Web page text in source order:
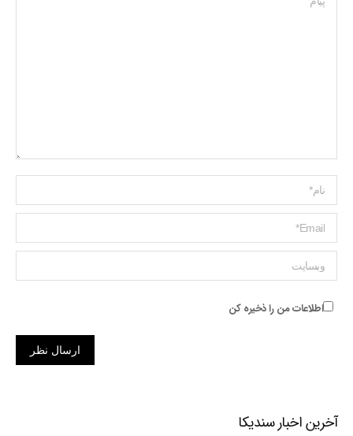
Name *
ایمیل *
وبسایت
اطلاعات من را ذخیره کن
ارسال نظر
آخرین اخبار سندیکا